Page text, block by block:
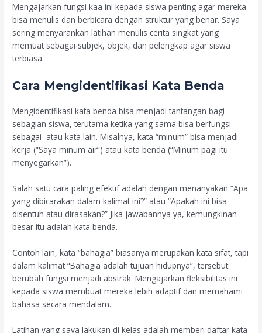
Mengajarkan fungsi kaa ini kepada siswa penting agar mereka
bisa menulis dan berbicara dengan struktur yang benar. Saya
sering menyarankan latihan menulis cerita singkat yang
memuat sebagai subjek, objek, dan pelengkap agar siswa
terbiasa.
Cara Mengidentifikasi Kata Benda
Mengidentifikasi kata benda bisa menjadi tantangan bagi
sebagian siswa, terutama ketika yang sama bisa berfungsi
sebagai atau kata lain. Misalnya, kata “minum” bisa menjadi
kerja (“Saya minum air”) atau kata benda (“Minum pagi itu
menyegarkan”).
Salah satu cara paling efektif adalah dengan menanyakan “Apa
yang dibicarakan dalam kalimat ini?” atau “Apakah ini bisa
disentuh atau dirasakan?” Jika jawabannya ya, kemungkinan
besar itu adalah kata benda.
Contoh lain, kata “bahagia” biasanya merupakan kata sifat, tapi
dalam kalimat “Bahagia adalah tujuan hidupnya”, tersebut
berubah fungsi menjadi abstrak. Mengajarkan fleksibilitas ini
kepada siswa membuat mereka lebih adaptif dan memahami
bahasa secara mendalam.
Latihan yang saya lakukan di kelas adalah memberi daftar kata